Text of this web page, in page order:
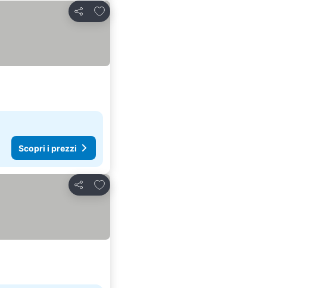
Condividi
Aggiungi ai preferiti
Scopri i prezzi
Condividi
Aggiungi ai preferiti